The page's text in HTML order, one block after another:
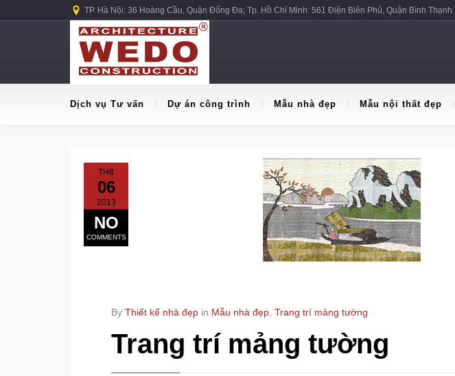
TP. Hà Nội: 36 Hoàng Cầu, Quận Đống Đa; Tp. Hồ Chí Minh: 561 Điện Biên Phủ, Quận Bình Thạnh.
Dịch vụ Tư vấn Dự án công trình Mẫu nhà đẹp Mẫu nội thất đẹp
TH8
06
2013
NO
COMMENTS
By Thiết kế nhà đẹp in Mẫu nhà đẹp Trang trí mảng tường
Trang trí mảng tường